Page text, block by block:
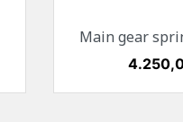
Main gear
Preis